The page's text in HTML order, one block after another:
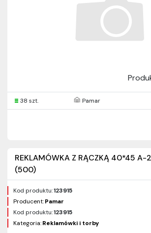
38 szt. Pamar
REKLAMÓWKA Z RĄCZKĄ 40*45 A-
(500)
Kod produktu:123915
Producent:Pamar
Kod produktu:123915
Kategoria:Reklamówki i torby